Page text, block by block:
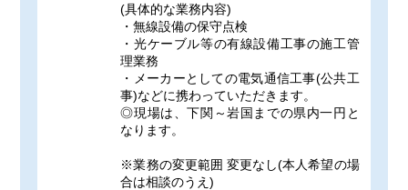
(具体的な業務内容)
・無線設備の保守点検
・光ケーブル等の有線設備工事の施工管
理業務
・メーカーとしての電気通信工事(公共工
事)などに携わっていただきます。
◎現場は、下関～岩国までの県内一円と
なります。
※業務の変更範囲 変更なし(本人希望の場
合は相談のうえ)